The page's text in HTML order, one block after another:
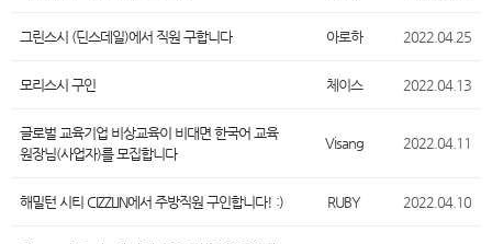
그린스시 (딘스데일)에서 직원 구합니다 아로하 2022.04.25
모리스시 구인 체이스 2022.04.13
글로벌 교육기업 비상교육이 비대면 한국어 교육
원장님(사업자)를 모집합니다
Visang 2022.04.11
해밀턴 시티 CIZZLIN에서 주방직원 구인합니다! :) RUBY 2022.04.10